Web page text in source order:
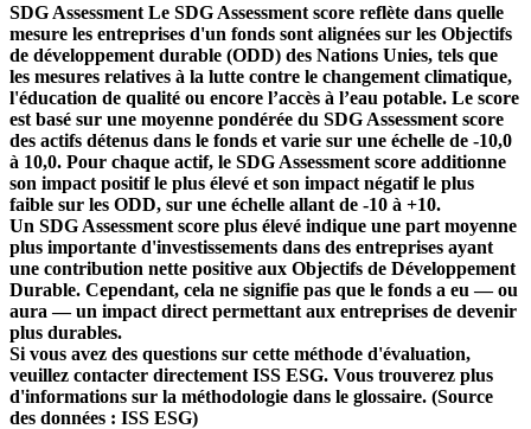
SDG Assessment Le SDG Assessment score reflète dans quelle
mesure les entreprises d'un fonds sont alignées sur les Objectifs
de développement durable (ODD) des Nations Unies, tels que
les mesures relatives à la lutte contre le changement climatique,
l'éducation de qualité ou encore l’accès à l’eau potable. Le score
est basé sur une moyenne pondérée du SDG Assessment score
des actifs détenus dans le fonds et varie sur une échelle de -10,0
à 10,0. Pour chaque actif, le SDG Assessment score additionne
son impact positif le plus élevé et son impact négatif le plus
faible sur les ODD, sur une échelle allant de -10 à +10.
Un SDG Assessment score plus élevé indique une part moyenne
plus importante d'investissements dans des entreprises ayant
une contribution nette positive aux Objectifs de Développement
Durable. Cependant, cela ne signifie pas que le fonds a eu — ou
aura — un impact direct permettant aux entreprises de devenir
plus durables.
Si vous avez des questions sur cette méthode d'évaluation,
veuillez contacter directement ISS ESG. Vous trouverez plus
d'informations sur la méthodologie dans le glossaire. (Source
des données : ISS ESG)